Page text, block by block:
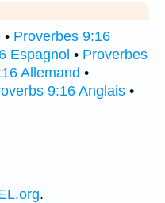
• Proverbes 9:16
Espagnol • Proverbes
Allemand •
9:16 Anglais •
.